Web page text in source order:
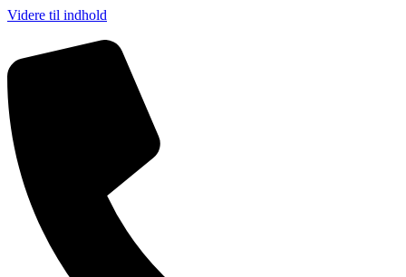
Videre til indhold